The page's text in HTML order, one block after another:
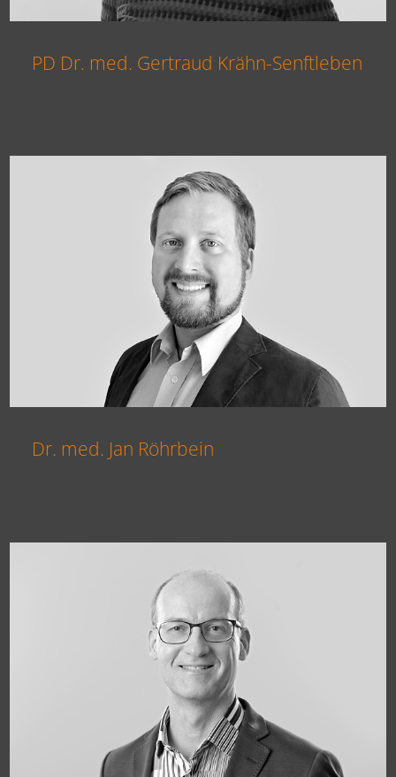
PD Dr. med. Gertraud Krähn-Senftleben
Dr. med. Jan Röhrbein